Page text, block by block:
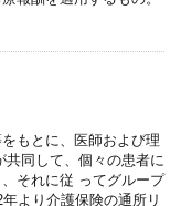
もとに、医師および理
同して、個々の患者に
それに従 ってグループ
より介護保険の通所リ